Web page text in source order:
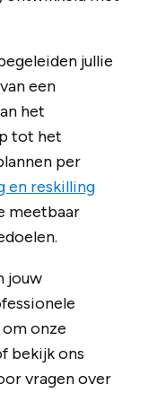
jullie
een
het
tot het
per
en reskilling
meetbaar
jouw
onze
bekijk ons
vragen over